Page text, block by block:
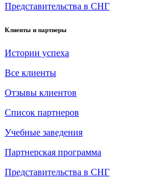
Представительства в СНГ
Клиенты и партнеры
Истории успеха
Все клиенты
Отзывы клиентов
Список партнеров
Учебные заведения
Партнерская программа
Представительства в СНГ